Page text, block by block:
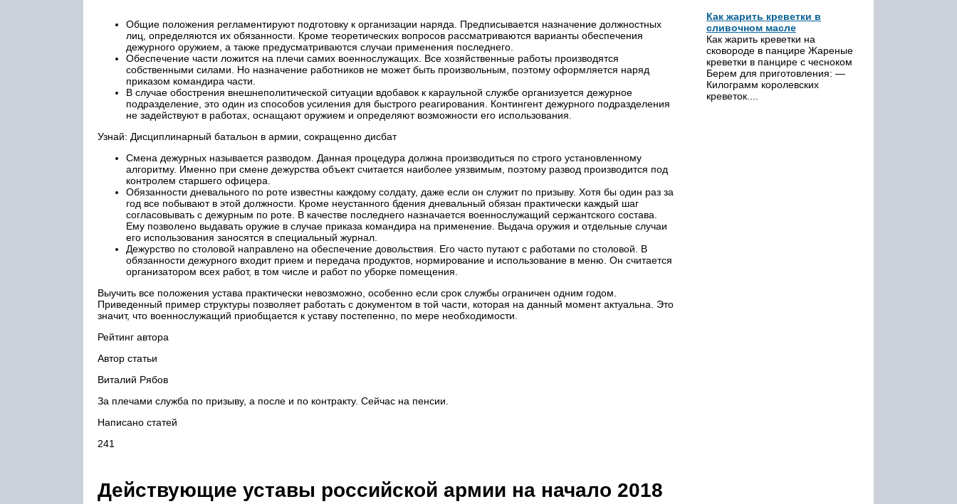
Общие положения регламентируют подготовку к организации наряда. Предписывается назначение должностных
лиц, определяются их обязанности. Кроме теоретических вопросов рассматриваются варианты обеспечения
дежурного оружием, а также предусматриваются случаи применения последнего.
Обеспечение части ложится на плечи самих военнослужащих. Все хозяйственные работы производятся
собственными силами. Но назначение работников не может быть произвольным, поэтому оформляется наряд
приказом командира части.
В случае обострения внешнеполитической ситуации вдобавок к караульной службе организуется дежурное
подразделение, это один из способов усиления для быстрого реагирования. Контингент дежурного подразделения
не задействуют в работах, оснащают оружием и определяют возможности его использования.
Узнай: Дисциплинарный батальон в армии, сокращенно дисбат
Смена дежурных называется разводом. Данная процедура должна производиться по строго установленному
алгоритму. Именно при смене дежурства объект считается наиболее уязвимым, поэтому развод производится под
контролем старшего офицера.
Обязанности дневального по роте известны каждому солдату, даже если он служит по призыву. Хотя бы один раз за
год все побывают в этой должности. Кроме неустанного бдения дневальный обязан практически каждый шаг
согласовывать с дежурным по роте. В качестве последнего назначается военнослужащий сержантского состава.
Ему позволено выдавать оружие в случае приказа командира на применение. Выдача оружия и отдельные случаи
его использования заносятся в специальный журнал.
Дежурство по столовой направлено на обеспечение довольствия. Его часто путают с работами по столовой. В
обязанности дежурного входит прием и передача продуктов, нормирование и использование в меню. Он считается
организатором всех работ, в том числе и работ по уборке помещения.
Выучить все положения устава практически невозможно, особенно если срок службы ограничен одним годом.
Приведенный пример структуры позволяет работать с документом в той части, которая на данный момент актуальна. Это
значит, что военнослужащий приобщается к уставу постепенно, по мере необходимости.
Рейтинг автора
Автор статьи
Виталий Рябов
За плечами служба по призыву, а после и по контракту. Сейчас на пенсии.
Написано статей
241
Действующие уставы российской армии на начало 2018
Как жарить креветки в
сливочном масле
Как жарить креветки на
сковороде в панцире Жареные
креветки в панцире с чесноком
Берем для приготовления: —
Килограмм королевских
креветок....